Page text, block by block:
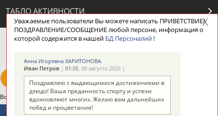
ТАБЛО АКТИВНОСТИ
ЦЕЛИ ПРОЕКТА НАШИ КНОПКИ
Вопросы сотрудничества и совместной деятельностиinform@infosport.ru
Адресов в новостной рассылке: 996
Уважаемые пользователи Вы можете написать ПРИВЕТСТВИЕ/
ПОЗДРАВЛЕНИЕ/СООБЩЕНИЕ любой персоне, информация о
которой содержится в нашей БД Персоналий!
Анна Игоревна ХАРИТОНОВА
Иван Петров| 01:25, 08 августа 2026 |
Поздравляю с выдающимися достижениями в
дзюдо! Ваша преданность спорту и успехи
вдохновляют многих. Желаю вам дальнейших
побед и процветания!